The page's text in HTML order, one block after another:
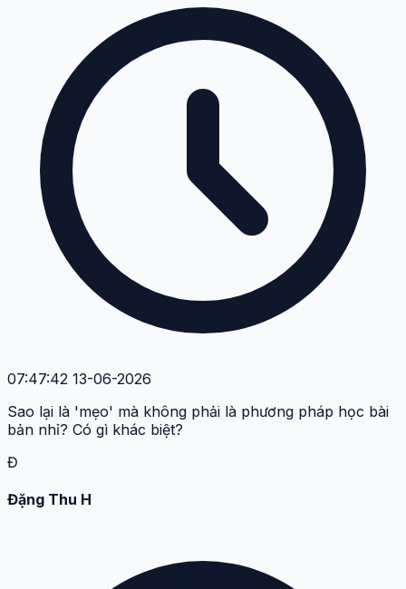
07:47:42 13-06-2026
Sao lại là 'mẹo' mà không phải là phương pháp học bài
bản nhỉ? Có gì khác biệt?
Đ
Đặng Thu H